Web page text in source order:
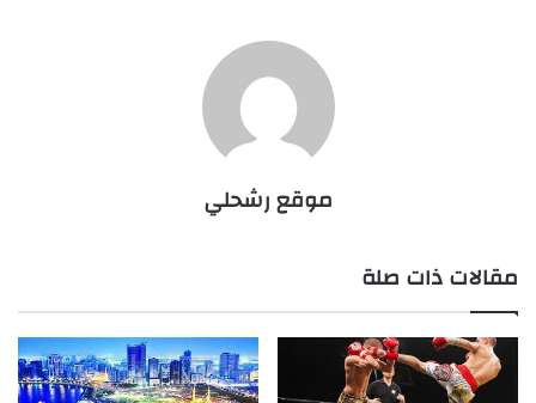
موقع رشحلي
مقالات ذات صلة